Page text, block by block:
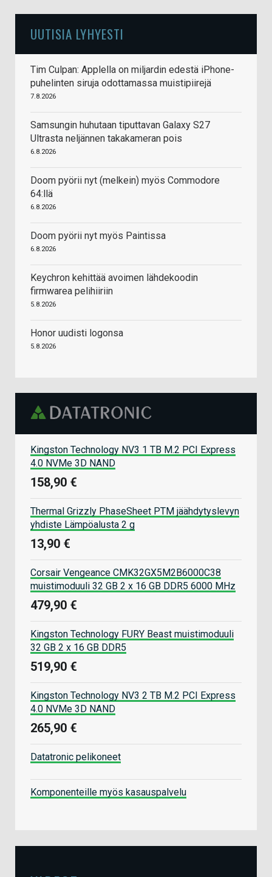
UUTISIA LYHYESTI
Tim Culpan: Applella on miljardin edestä iPhone-
puhelinten siruja odottamassa muistipiirejä
7.8.2026
Samsungin huhutaan tiputtavan Galaxy S27
Ultrasta neljännen takakameran pois
6.8.2026
Doom pyörii nyt (melkein) myös Commodore
64:llä
6.8.2026
Doom pyörii nyt myös Paintissa
6.8.2026
Keychron kehittää avoimen lähdekoodin
firmwarea pelihiiriin
5.8.2026
Honor uudisti logonsa
5.8.2026
Kingston Technology NV3 1 TB M.2 PCI Express
4.0 NVMe 3D NAND
158,90 €
Thermal Grizzly PhaseSheet PTM jäähdytyslevyn
yhdiste Lämpöalusta 2 g
13,90 €
Corsair Vengeance CMK32GX5M2B6000C38
muistimoduuli 32 GB 2 x 16 GB DDR5 6000 MHz
479,90 €
Kingston Technology FURY Beast muistimoduuli
32 GB 2 x 16 GB DDR5
519,90 €
Kingston Technology NV3 2 TB M.2 PCI Express
4.0 NVMe 3D NAND
265,90 €
Datatronic pelikoneet
Komponenteille myös kasauspalvelu